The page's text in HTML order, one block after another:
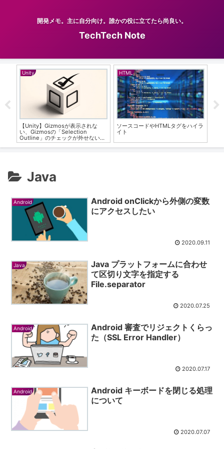
開発メモ。主に自分向け。誰かの役に立てたら尚良い。
TechTech Note
Unity
【Unity】Gizmosが表示されな
い、Gizmosの「Selection
Outline」のチェックが外せない問
題の解決
HTML
ソースコードやHTMLタグをハイラ
イト
Java
Android
Android onClickから外側の変数
にアクセスしたい
2020.09.11
Java
Java プラットフォームに合わせ
て区切り文字を指定する
File.separator
2020.07.25
Android
Android 審査でリジェクトくらっ
た（SSL Error Handler）
2020.07.17
Android
Android キーボードを閉じる処理
について
2020.07.07